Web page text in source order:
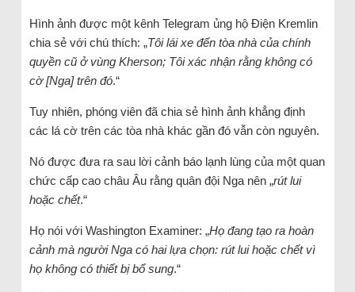
Hình ảnh được một kênh Telegram ủng hộ Điện Kremlin
chia sẻ với chú thích: „Tôi lái xe đến tòa nhà của chính
quyền cũ ở vùng Kherson; Tôi xác nhận rằng không có
cờ [Nga] trên đó.“
Tuy nhiên, phóng viên đã chia sẻ hình ảnh khẳng định
các lá cờ trên các tòa nhà khác gần đó vẫn còn nguyên.
Nó được đưa ra sau lời cảnh báo lạnh lùng của một quan
chức cấp cao châu Âu rằng quân đội Nga nên „rút lui
hoặc chết.“
Họ nói với Washington Examiner: „Họ đang tạo ra hoàn
cảnh mà người Nga có hai lựa chọn: rút lui hoặc chết vì
họ không có thiết bị bổ sung.“